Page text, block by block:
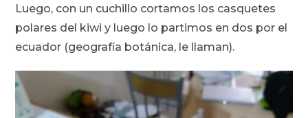
Luego, con un cuchillo cortamos los casquetes
polares del kiwi y luego lo partimos en dos por el
ecuador (geografía botánica, le llaman).